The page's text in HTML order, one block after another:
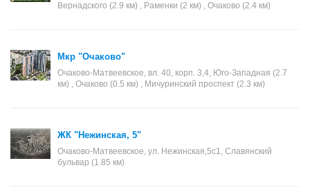
Вернадского (2.9 км) , Раменки (2 км) , Очаково (2.4 км)
Мкр "Очаково"
Очаково-Матвеевское, вл. 40, корп. 3,4, Юго-Западная (2.7
км) , Очаково (0.5 км) , Мичуринский проспект (2.3 км)
ЖК "Нежинская, 5"
Очаково-Матвеевское, ул. Нежинская,5с1, Славянский
бульвар (1.85 км)